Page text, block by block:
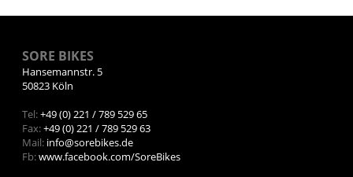
SORE BIKES
Hansemannstr. 5
50823 Köln
Tel:+49 (0) 221 / 789 529 65
Fax:+49 (0) 221 / 789 529 63
Mail: info@sorebikes.de
Fb:www.facebook.com/SoreBikes